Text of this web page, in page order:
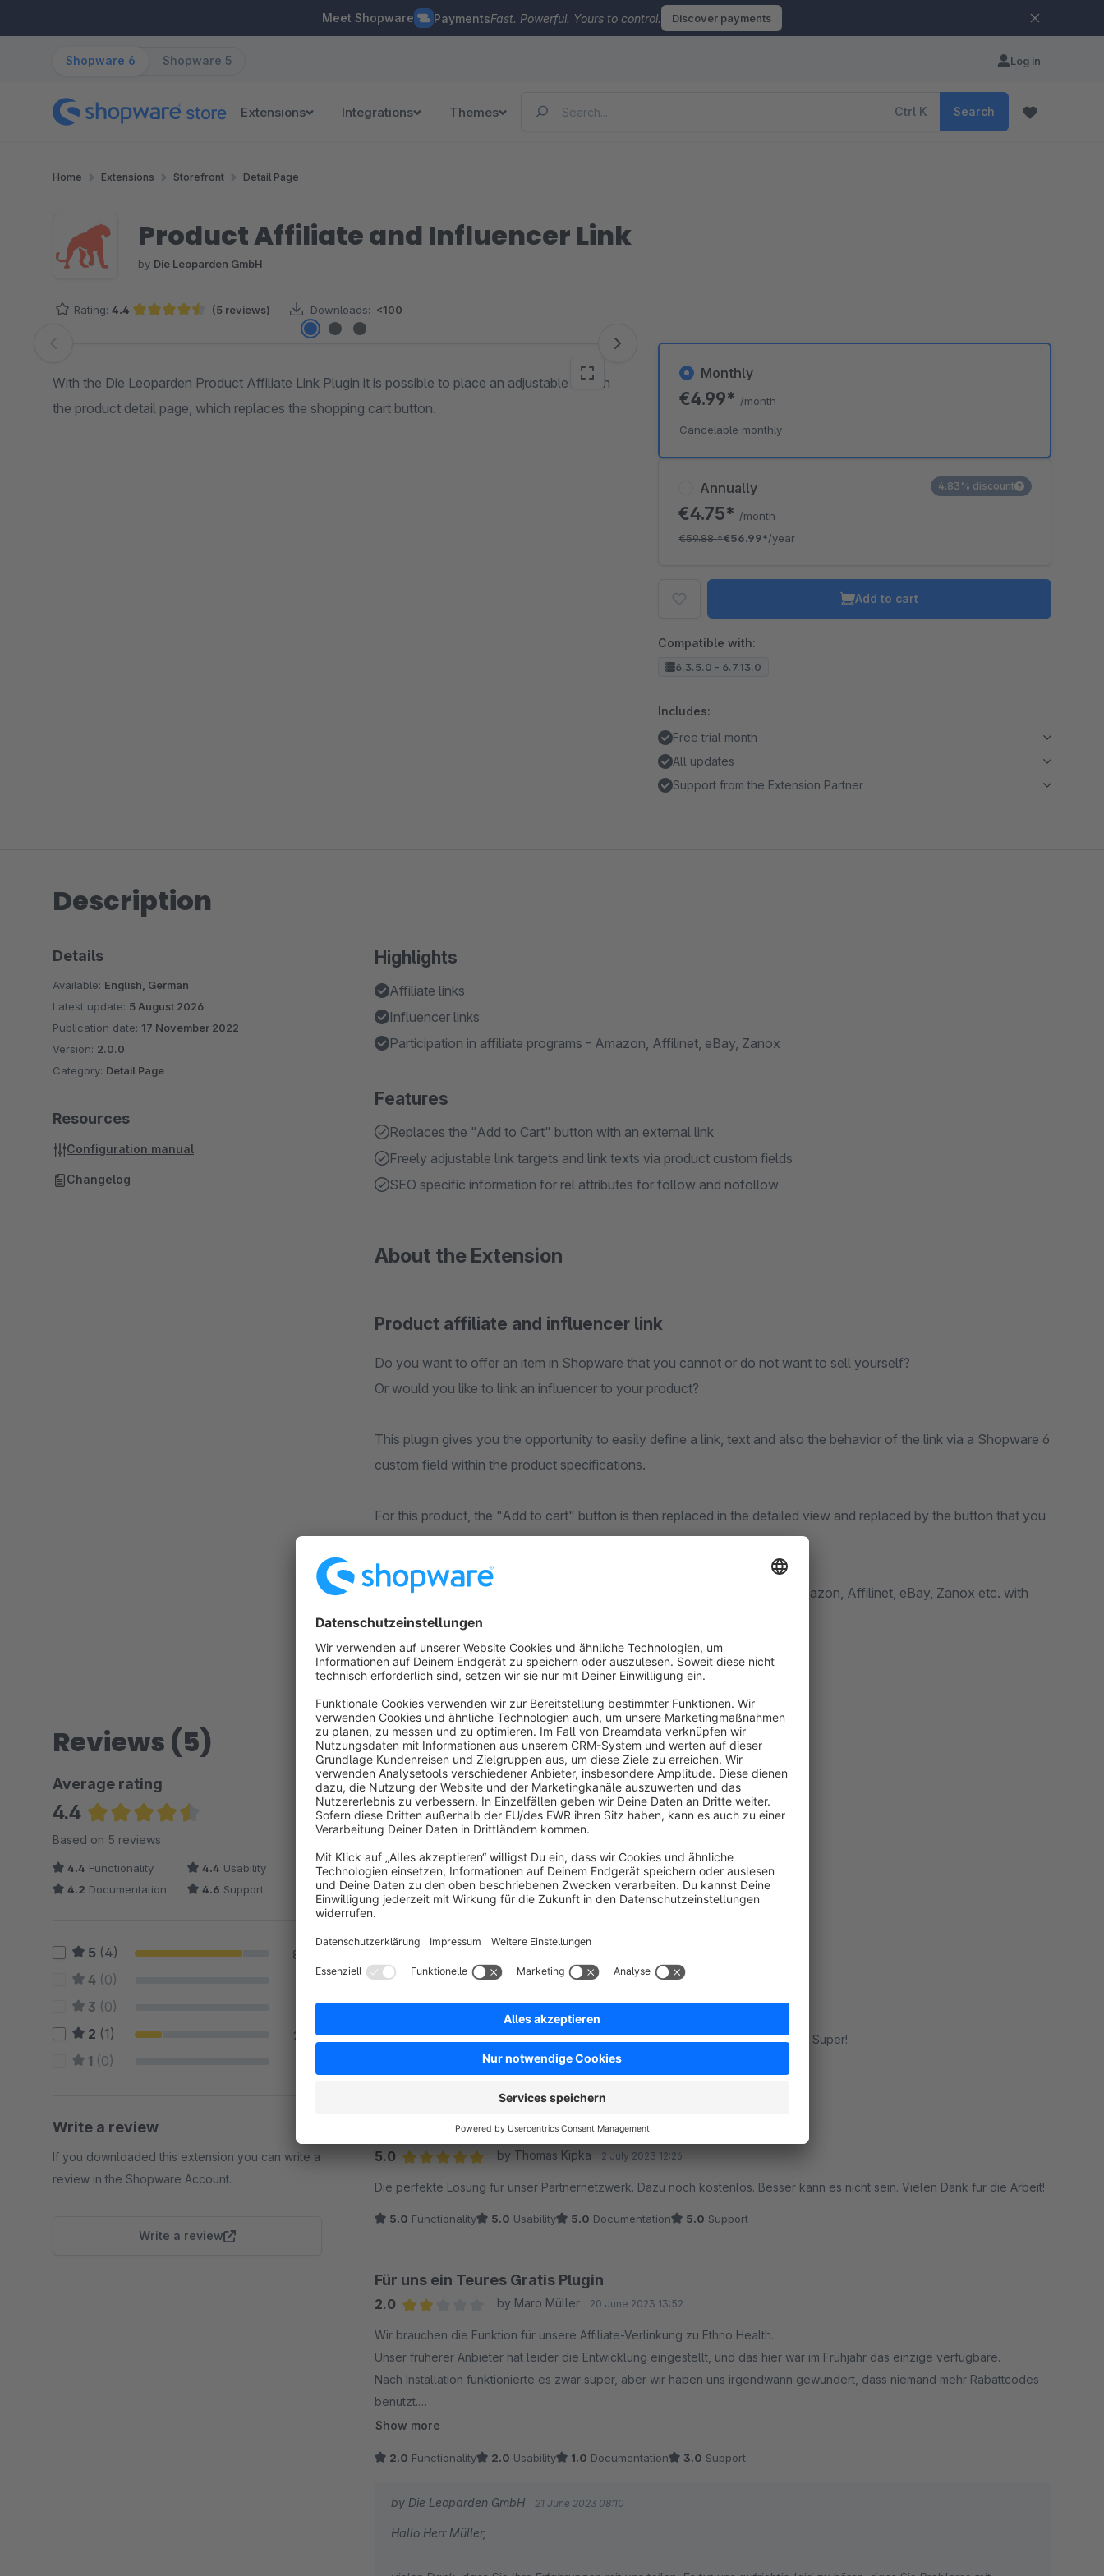
Meet Shopware PaymentsFast. Powerful. Yours to control. Discover payments
Shopware 6 Shopware 5 Log in
Extensions Integrations Themes Ctrl K Search
Home Extensions Storefront Detail Page
Product Affiliate and Influencer Link
by Die Leoparden GmbH
Rating: 4.4 (5 reviews) Downloads: <100
Skip image gallery
With the Die Leoparden Product Affiliate Link Plugin it is possible to place an adjustable link on
the product detail page, which replaces the shopping cart button.
Annually
€4.75* /month
€59.88*€56.99*/year
4.83% discount
Monthly
€4.99* /month
Cancelable monthly
Add to cart
Compatible with:
6.3.5.0 - 6.7.13.0
Includes:
Free trial month
All updates
Support from the Extension Partner
Description
Highlights
Affiliate links
Influencer links
Participation in affiliate programs - Amazon, Affilinet, eBay, Zanox
Features
Replaces the "Add to Cart" button with an external link
Freely adjustable link targets and link texts via product custom fields
SEO specific information for rel attributes for follow and nofollow
About the Extension
Product affiliate and influencer link
Do you want to offer an item in Shopware that you cannot or do not want to sell yourself?
Or would you like to link an influencer to your product?
This plugin gives you the opportunity to easily define a link, text and also the behavior of the link via a Shopware 6
custom field within the product specifications.
For this product, the "Add to cart" button is then replaced in the detailed view and replaced by the button that you
can set individually.
This makes it possible to participate in large affiliate programs such as Amazon, Affilinet, eBay, Zanox etc. with
your own shop.
Details
Available: English, German
Latest update: 5 August 2026
Publication date: 17 November 2022
Version: 2.0.0
Category: Detail Page
Resources
Configuration manual
Changelog
Reviews (5)
Average rating
4.4
Average rating of 4.4 out of 5 stars
Based on 5 reviews
4.4 Functionality 4.4 Usability
4.2 Documentation 4.6 Support
5 (4) 80 %
4 (0)
3 (0) 0 %
2 (1) 20 %
1 (0)
Write a review
If you downloaded this extension you can write a
review in the Shopware Account.
Write a review
Sort by
Super Support ! Vielen Dank!
5.0
Average rating of 5 out of 5 stars
by Manuel Fichtner 15 December 2023 23:18
Funktion ist super und klappt reibungslos
Funktioniert Top
Average rating of 5 out of 5 stars
by Stiebinger
Das Plugin funktioniert einwandfreit, tut was es soll und ist noch dazu kostenlos. Super!
5.0
by Thomas Kipka 2 July 2023 12:26
Die perfekte Lösung für unser Partnernetzwerk. Dazu noch kostenlos. Besser kann es nicht sein. Vielen Dank für die Arbeit!
5.0 Functionality 5.0 Usability 5.0 Documentation 5.0 Support
Für uns ein Teures Gratis Plugin
2.0
by Maro Müller 20 June 2023 13:52
Wir brauchen die Funktion für unsere Affiliate-Verlinkung zu Ethno Health.
Unser früherer Anbieter hat leider die Entwicklung eingestellt, und das hier war im Frühjahr das einzige verfügbare.
Nach Installation funktionierte es zwar super, aber wir haben uns irgendwann gewundert, dass niemand mehr Rabattcodes
benutzt.
Nach ein paar Wochen Ärger (auch unser sehr beliebter Neukundenrabatt war plötzlich funktionslos, einem ziemlich großen
ist das Rätsel nun gelöst: Dieses Plugin war es, das die gesamte Rabattfunktion über Wochen lahmgelegt hat!
Zum Glück gibt es inzwischen Ersatz von enne.digital, so dass wir das hier schnellstmöglich rauswerfen!
Show more
2.0 Functionality 2.0 Usability 1.0 Documentation 3.0 Support
by Die Leoparden GmbH 21 June 2023 08:10
Hallo Herr Müller,